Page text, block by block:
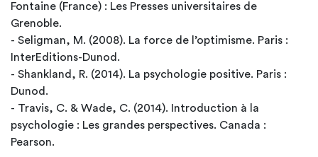
Fontaine (France) : Les Presses universitaires de
Grenoble.
- Seligman, M. (2008). La force de l’optimisme. Paris :
InterEditions-Dunod.
- Shankland, R. (2014). La psychologie positive. Paris :
Dunod.
- Travis, C. & Wade, C. (2014). Introduction à la
psychologie : Les grandes perspectives. Canada :
Pearson.